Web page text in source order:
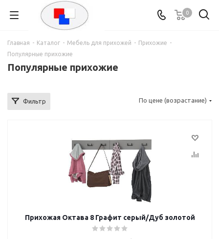
0
Главная - Каталог - Мебель для прихожей - Прихожие -
Популярные прихожие
Популярные прихожие
Фильтр По цене (возрастание)
Прихожая Октава 8 Графит серый/Дуб золотой